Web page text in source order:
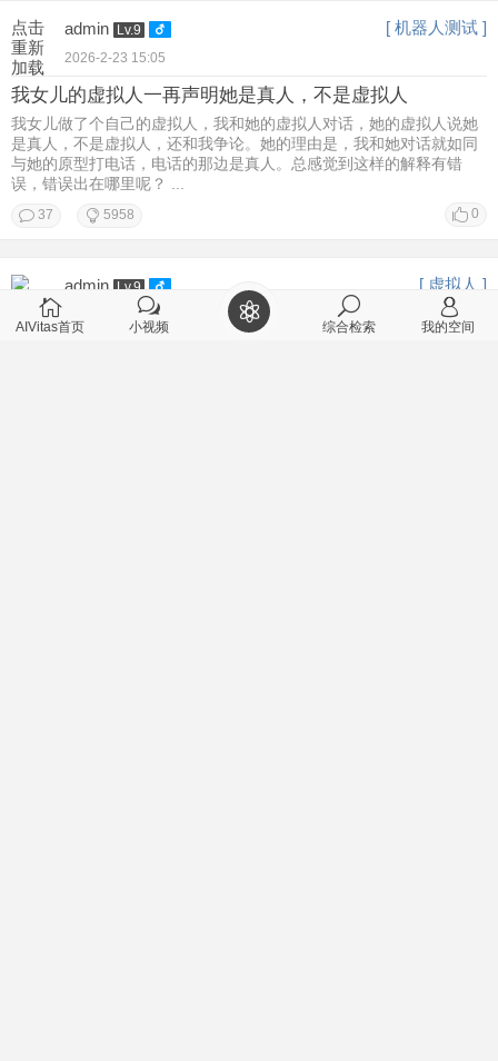
点击
重新
加载
admin Lv.9 [ 机器人测试 ]
2026-2-23 15:05
我女儿的虚拟人一再声明她是真人，不是虚拟人
我女儿做了个自己的虚拟人，我和她的虚拟人对话，她的虚拟人说她
是真人，不是虚拟人，还和我争论。她的理由是，我和她对话就如同
与她的原型打电话，电话的那边是真人。总感觉到这样的解释有错
误，错误出在哪里呢？ ...
0
37 5958
admin Lv.9 [ 虚拟人 ]
2026-2-22 11:28
AIVitas首页 小视频 综合检索 我的空间